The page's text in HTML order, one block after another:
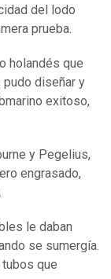
del lodo
prueba.
holandés que
pudo diseñar y
exitoso,
y Pegelius,
engrasado,
le daban
se sumergía.
que